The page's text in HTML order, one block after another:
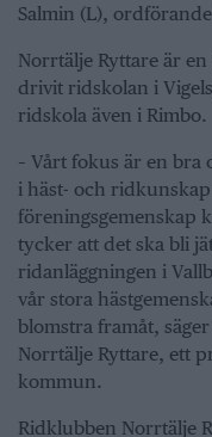
Salmin (L),
Norrtälje Ryttare är
drivit ridskolan i
ridskola även i Rimbo.
– Vårt fokus är en
i häst- och
föreningsgemenskap
tycker att det ska bli
ridanläggningen i
vår stora
blomstra framåt,
Norrtälje Ryttare, ett
kommun.
Ridklubben Norrtälje